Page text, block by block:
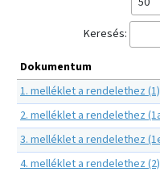
Keresés:
Dokumentum
1. melléklet a rendelethez
2. melléklet a rendelethez
3. melléklet a rendelethez
4. melléklet a rendelethez